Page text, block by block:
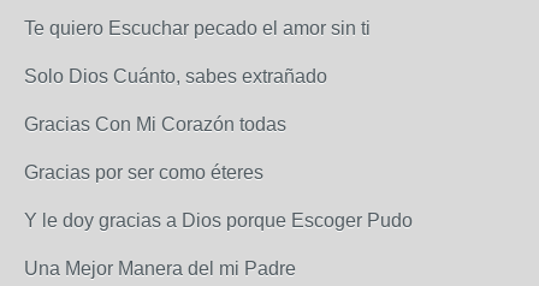
Te quiero Escuchar pecado el amor sin ti
Solo Dios Cuánto, sabes extrañado
Gracias Con Mi Corazón todas
Gracias por ser como éteres
Y le doy gracias a Dios porque Escoger Pudo
Una Mejor Manera del mi Padre